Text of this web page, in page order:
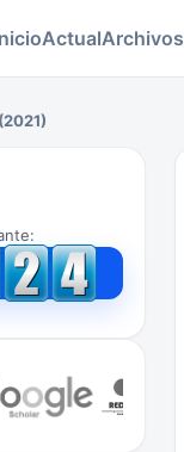
ActualArchivos